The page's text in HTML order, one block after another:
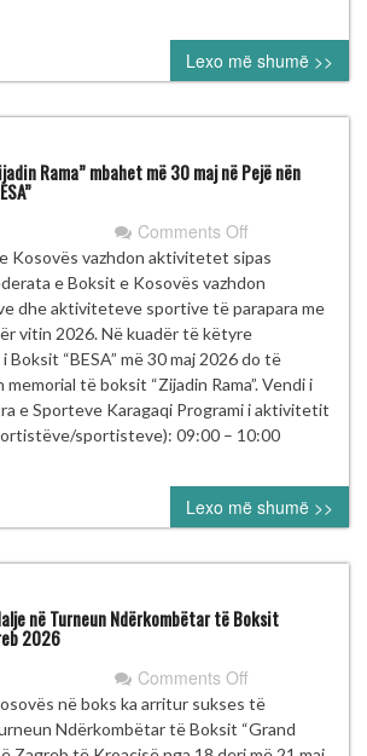
me
sukses
në
Pejë
Lexo më shumë >>
Rama” mbahet më 30 maj në Pejë nën
Comments Offon
Turneu
Memorial
“Zijadin
Rama”
mbahet
më
30
maj
Pejë
nën
organizimin
e
“BESA”
Kosovës vazhdon aktivitetet sipas
e Boksit e Kosovës vazhdon
dhe aktiviteteve sportive të parapara me
vitin 2026. Në kuadër të këtyre
“BESA” më 30 maj 2026 do të
të boksit “Zijadin Rama”. Vendi i
e Sporteve Karagaqi Programi i aktivitetit
sportisteve): 09:00 – 10:00
Lexo më shumë >>
në Turneun Ndërkombëtar të Boksit
2026
Comments Offon
Kosova
fiton
në boks ka arritur sukses të
Ndërkombëtar të Boksit “Grand